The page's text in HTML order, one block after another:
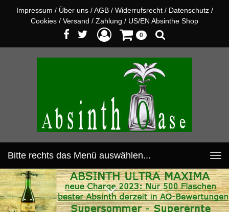
Impressum / Über uns / AGB / Widerrufsrecht / Datenschutz /
Cookies / Versand / Zahlung / US/EN Absinthe Shop
0
Bitte rechts das Menü auswählen...